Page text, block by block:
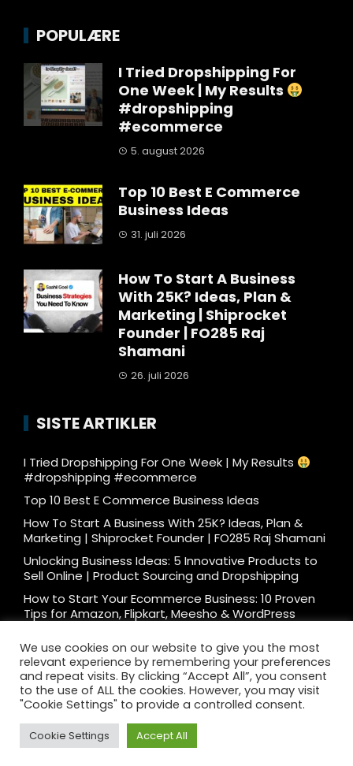
POPULÆRE
I Tried Dropshipping For
One Week | My Results
#dropshipping
#ecommerce
5. august 2026
Top 10 Best E Commerce
Business Ideas
31. juli 2026
How To Start A Business
With 25K? Ideas, Plan &
Marketing | Shiprocket
Founder | FO285 Raj
Shamani
26. juli 2026
SISTE ARTIKLER
I Tried Dropshipping For One Week | My Results
#dropshipping #ecommerce
Top 10 Best E Commerce Business Ideas
How To Start A Business With 25K? Ideas, Plan &
Marketing | Shiprocket Founder | FO285 Raj Shamani
Unlocking Business Ideas: 5 Innovative Products to
Sell Online | Product Sourcing and Dropshipping
How to Start Your Ecommerce Business: 10 Proven
Tips for Amazon, Flipkart, Meesho & WordPress
#dtc
Ecommerce Podcast: 3000 Orders/Day Seller
Reveals How to Start Ecommerce Business on
Amazon Flipkart
We use cookies on our website to give you the most
relevant experience by remembering your preferences
and repeat visits. By clicking “Accept All”, you consent
to the use of ALL the cookies. However, you may visit
"Cookie Settings" to provide a controlled consent.
Cookie Settings Accept All